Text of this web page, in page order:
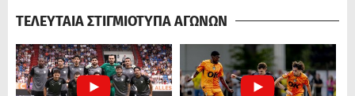
ΤΕΛΕΥΤΑΙΑ ΣΤΙΓΜΙΟΤΥΠΑ ΑΓΩΝΩΝ